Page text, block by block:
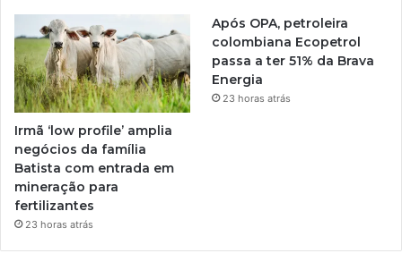
Irmã ‘low profile’ amplia
negócios da família
Batista com entrada em
mineração para
fertilizantes
23 horas atrás
Após OPA, petroleira
colombiana Ecopetrol
passa a ter 51% da Brava
Energia
23 horas atrás